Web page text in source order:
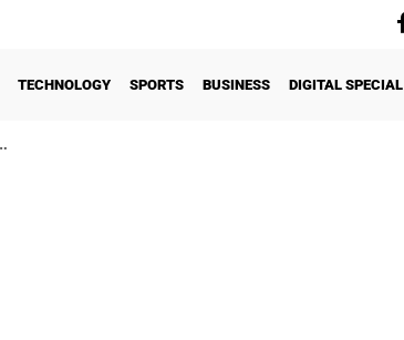
TECHNOLOGY SPORTS BUSINESS DIGITAL SPECIAL